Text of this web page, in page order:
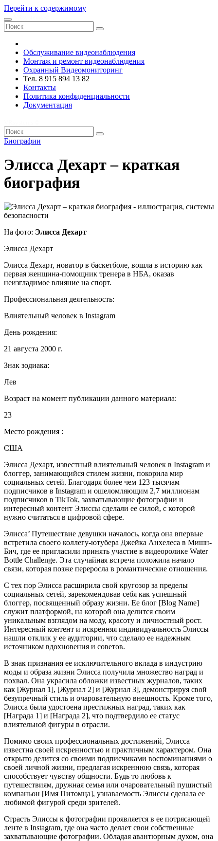
Перейти к содержимому
Обслуживание видеонаблюдения
Монтаж и ремонт видеонаблюдения
Охранный Видеомониторинг
Тел. 8 915 894 13 82
Контакты
Политика конфиденциальности
Документация
Биографии
Элисса Дехарт – краткая
биография
На фото: Элисса Дехарт
Элисса Дехарт
Элисса Дехарт, новатор в баскетболе, вошла в историю как
первая женщина-помощник тренера в НБА, оказав
неизгладимое влияние на спорт.
Профессиональная деятельность:
Влиятельный человек в Instagram
День рождения:
21 августа 2000 г.
Знак зодиака:
Лев
Возраст на момент публикации данного материала:
23
Место рождения :
США
Элисса Дехарт, известный влиятельный человек в Instagram и
блоггер, занимающийся стилем жизни, покорила мир
социальных сетей. Благодаря более чем 123 тысячам
подписчиков в Instagram и ошеломляющим 2,7 миллионам
подписчиков в TikTok, захватывающие фотографии и
интересный контент Элиссы сделали ее силой, с которой
нужно считаться в цифровой сфере.
Элисса’ Путешествие девушки началось, когда она впервые
встретила своего коллегу-ютубера Джейка Анхелеса в Мишн-
Бич, где ее пригласили принять участие в видеоролике Water
Bottle Challenge. Эта случайная встреча положила начало
связи, которая позже переросла в романтические отношения.
С тех пор Элисса расширила свой кругозор за пределы
социальных сетей, зарекомендовав себя как успешный
блоггер, посвященный образу жизни. Ее блог [Blog Name]
служит платформой, на которой она делится своим
уникальным взглядом на моду, красоту и личностный рост.
Интересный контент и искренняя индивидуальность Элиссы
нашли отклик у ее аудитории, что сделало ее надежным
источником вдохновения и советов.
В знак признания ее исключительного вклада в индустрию
моды и образа жизни Элисса получила множество наград и
похвал. Она украсила обложки известных журналов, таких
как [Журнал 1], [Журнал 2] и [Журнал 3], демонстрируя свой
безупречный стиль и очаровательную внешность. Кроме того,
Элисса была удостоена престижных наград, таких как
[Награда 1] и [Награда 2], что подтвердило ее статус
влиятельной фигуры в отрасли.
Помимо своих профессиональных достижений, Элисса
известна своей искренностью и практичным характером. Она
открыто делится со своими подписчиками воспоминаниями о
своей личной жизни, предлагая искреннюю связь, которая
способствует чувству общности. Будь то любовь к
путешествиям, дружная семья или очаровательный пушистый
компаньон [Имя Питомца], узнаваемость Элиссы сделала ее
любимой фигурой среди зрителей.
Страсть Элиссы к фотографии проявляется в ее потрясающей
ленте в Instagram, где она часто делает свои собственные
захватывающие фотографии. Обладая авантюрным духом, она